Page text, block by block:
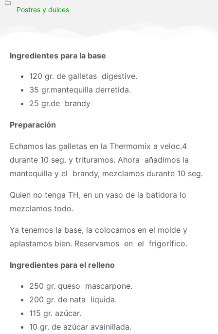
Postres y dulces
Ingredientes para la base
120 gr. de galletas digestive.
35 gr.mantequilla derretida.
25 gr.de brandy
Preparación
Echamos las galletas en la Thermomix a veloc.4
durante 10 seg. y trituramos. Ahora añadimos la
mantequilla y el brandy, mezclamos durante 10 seg.
Quien no tenga TH, en un vaso de la batidora lo
mezclamos todo.
Ya tenemos la base, la colocamos en el molde y
aplastamos bien. Reservamos en el frigorífico.
Ingredientes para el relleno
250 gr. queso mascarpone.
200 gr. de nata liquida.
115 gr. azúcar.
10 gr. de azúcar avainillada.